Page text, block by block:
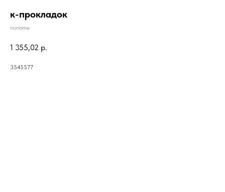
к-прокладок
noname
1 355,02 р.
3545577